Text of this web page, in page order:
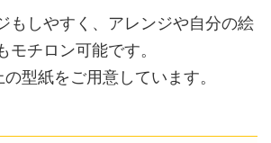
もしやすく、アレンジや自分の絵
モチロン可能です。
型紙をご用意しています。